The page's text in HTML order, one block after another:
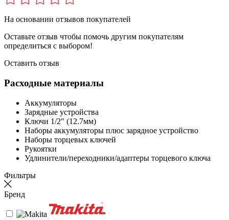
На основании отзывов покупателей
Оставьте отзыв чтобы помочь другим покупателям
определиться с выбором!
Оставить отзыв
Расходные материалы
Аккумуляторы
Зарядные устройства
Ключи 1/2" (12.7мм)
Наборы аккумуляторы плюс зарядное устройство
Наборы торцевых ключей
Рукоятки
Удлинители/переходники/адаптеры торцевого ключа
Фильтры
Бренд